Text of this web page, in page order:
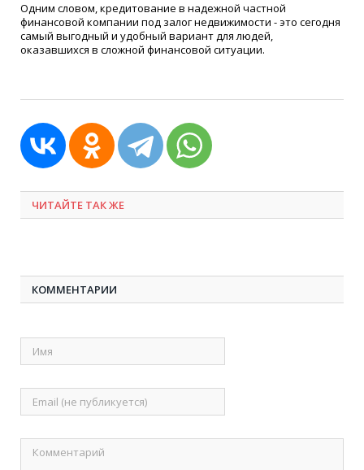
Одним словом, кредитование в надежной частной
финансовой компании под залог недвижимости - это сегодня
самый выгодный и удобный вариант для людей,
оказавшихся в сложной финансовой ситуации.
ЧИТАЙТЕ ТАК ЖЕ
КОММЕНТАРИИ